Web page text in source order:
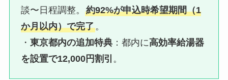
談〜日程調整。約92%が申込時希望期間（1
か月以内）で完了。
・東京都内の追加特典 ：都内に高効率給湯器
を設置で12,000円割引 。